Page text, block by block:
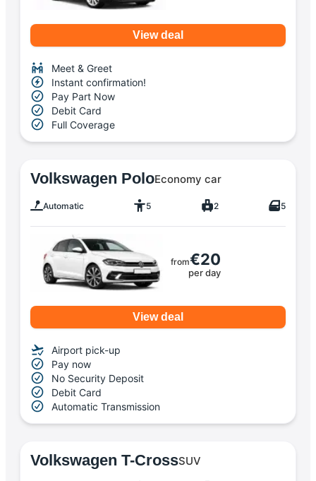
View deal
Meet & Greet
Instant confirmation!
Pay Part Now
Debit Card
Full Coverage
Volkswagen PoloEconomy car
Automatic 5 2 5
from€20
per day
View deal
Airport pick-up
Pay now
No Security Deposit
Debit Card
Automatic Transmission
Volkswagen T-CrossSUV